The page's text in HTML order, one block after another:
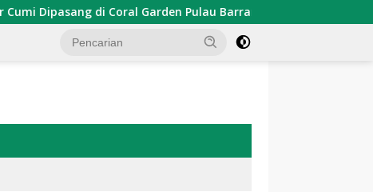
di Coral Garden Pulau Barrang Caddi